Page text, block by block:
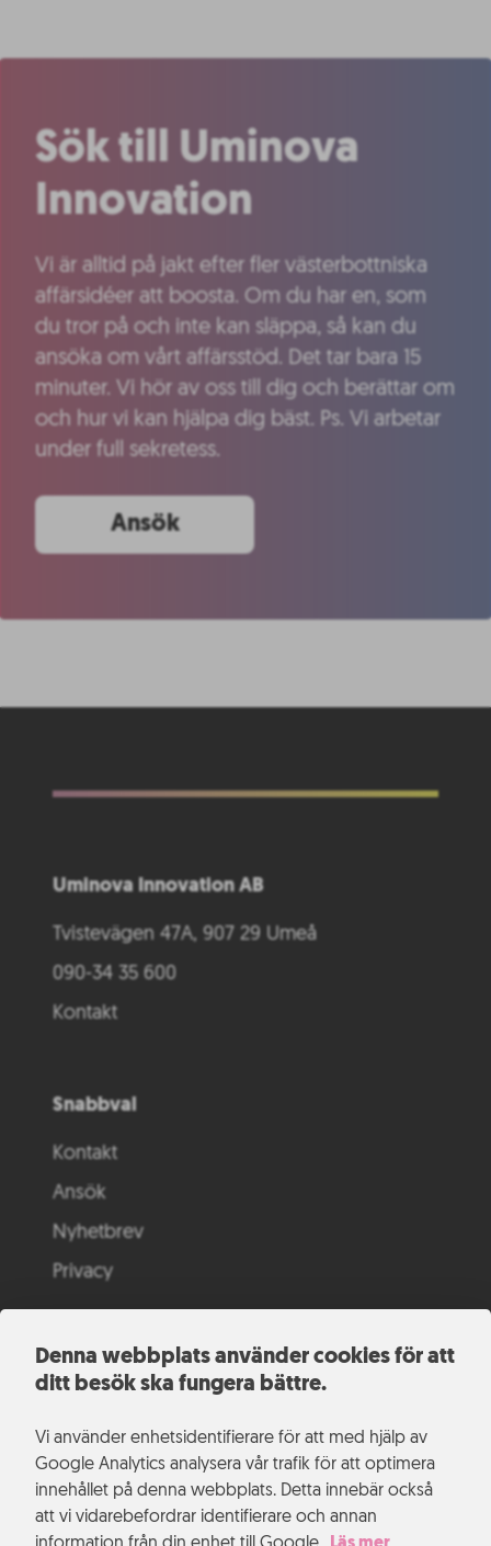
Denna webbplats använder cookies för att
ditt besök ska fungera bättre.
Vi använder enhetsidentifierare för att med hjälp av
Google Analytics analysera vår trafik för att optimera
innehållet på denna webbplats. Detta innebär också
att vi vidarebefordrar identifierare och annan
Sök till Uminova
Innovation
Vi är alltid på jakt efter fler västerbottniska
affärsidéer att boosta. Om du har en, som
du tror på och inte kan släppa, så kan du
ansöka om vårt affärsstöd. Det tar bara 15
minuter. Vi hör av oss till dig och berättar om
och hur vi kan hjälpa dig bäst. Ps. Vi arbetar
under full sekretess.
Ansök
Uminova Innovation AB
Tvistevägen 47A, 907 29 Umeå
090-34 35 600
Kontakt
Snabbval
Kontakt
Ansök
Nyhetbrev
Privacy